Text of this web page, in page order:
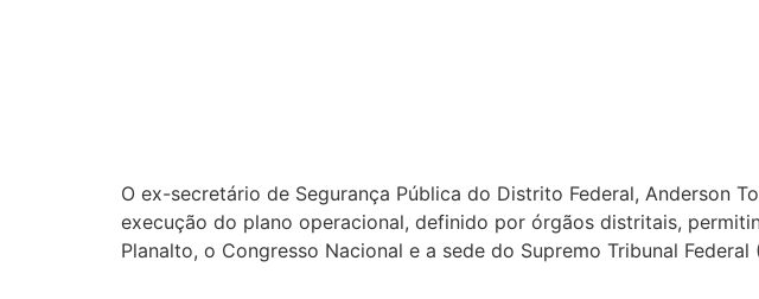
O ex-secretário de Segurança Pública do Distrito Federal, Anderson
execução do plano operacional, definido por órgãos distritais,
Planalto, o Congresso Nacional e a sede do Supremo Tribunal Federal